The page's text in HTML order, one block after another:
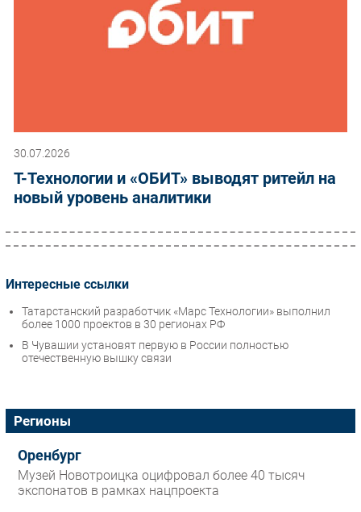
30.07.2026
Т-Технологии и «ОБИТ» выводят ритейл на
новый уровень аналитики
Интересные ссылки
Татарстанский разработчик «Марс Технологии» выполнил
более 1000 проектов в 30 регионах РФ
В Чувашии установят первую в России полностью
отечественную вышку связи
Регионы
Оренбург
Музей Новотроицка оцифровал более 40 тысяч
экспонатов в рамках нацпроекта